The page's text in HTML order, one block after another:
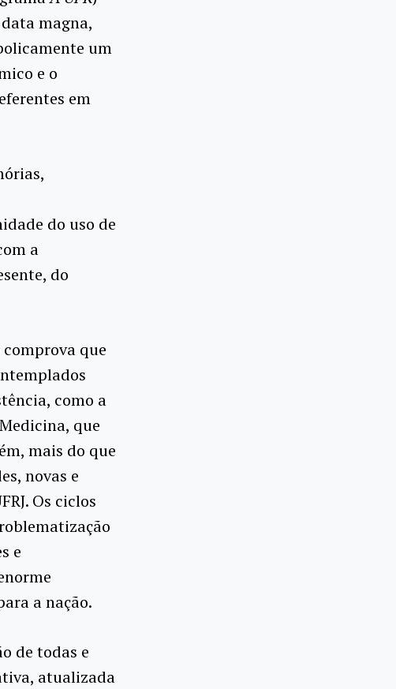
magna,
um
e o
em
do uso de
a
do
que
como a
que
mais do que
novas e
Os ciclos
e
a nação.
de todas e
atualizada